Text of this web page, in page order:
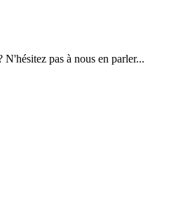
pas à nous en parler...